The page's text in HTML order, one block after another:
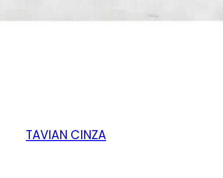
TAVIAN CINZA